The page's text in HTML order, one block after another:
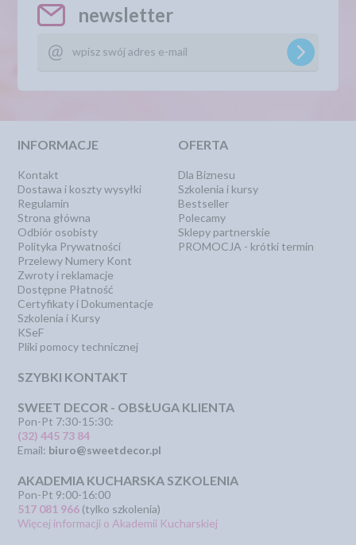
newsletter
INFORMACJE
Kontakt
Dostawa i koszty wysyłki
Regulamin
Strona główna
Odbiór osobisty
Polityka Prywatności
Przelewy Numery Kont
Zwroty i reklamacje
Dostępne Płatność
Certyfikaty i Dokumentacje
Szkolenia i Kursy
KSeF
Pliki pomocy technicznej
OFERTA
Dla Biznesu
Szkolenia i kursy
Bestseller
Polecamy
Sklepy partnerskie
PROMOCJA - krótki termin
SZYBKI KONTAKT
SWEET DECOR - OBSŁUGA KLIENTA
Pon-Pt 7:30-15:30:
(32) 445 73 84
Email: biuro@sweetdecor.pl
AKADEMIA KUCHARSKA SZKOLENIA
Pon-Pt 9:00-16:00
517 081 966 (tylko szkolenia)
Więcej informacji o Akademii Kucharskiej